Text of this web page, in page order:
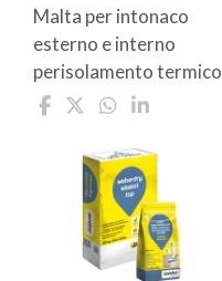
Malta per intonaco
esterno e interno
perisolamento termico